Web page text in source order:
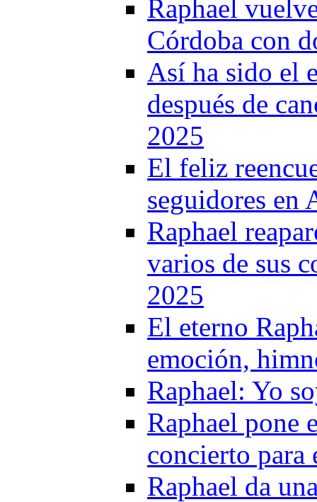
Raphael
Córdoba con
Así ha sido el
después de
2025
El feliz
seguidores en
Raphael
varios de sus
2025
El eterno
emoción,
Raphael: Yo
Raphael pone
concierto para
Raphael da